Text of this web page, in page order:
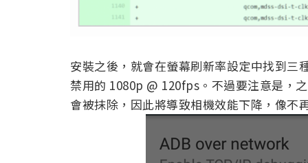
安裝之後，就會在螢幕刷新率設定中找到
禁用的 1080p @ 120fps。不過要注意是，
會被抹除，因此將導致相機效能下降，像